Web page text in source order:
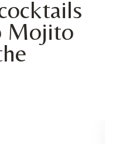
Mojito